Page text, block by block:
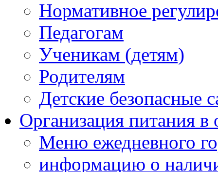
Нормативное
Педагогам
Ученикам (детям)
Родителям
Детские безопасные
Организация питания в
Меню ежедневного
информацию о